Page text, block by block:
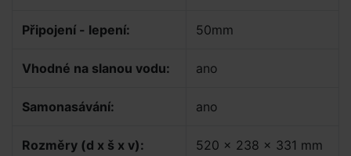
Připojení - lepení: 50mm
Vhodné na slanou vodu: ano
Samonasávání: ano
Rozměry (d x š x v): 520 x 238 x 331 mm